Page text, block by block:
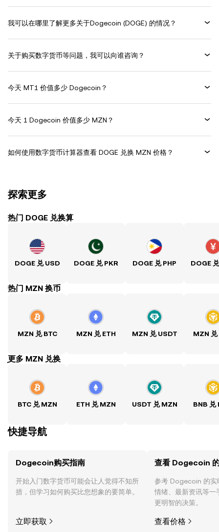
我可以在哪里了解更多关于Dogecoin (DOGE) 的情况？
关于购买数字货币等问题，我可以向谁咨询？
今天 MT1 价值多少 Dogecoin？
今天 1 Dogecoin 价值多少 MZN？
如何使用数字货币计算器查看 DOGE 兑换 MZN 价格？
探索更多
热门 DOGE 兑换算
DOGE 兑 USD DOGE 兑 PKR DOGE 兑 PHP DOGE
热门 MZN 换币
MZN 兑 BTC MZN 兑 ETH MZN 兑 USDT MZN 兑
ִִִִִִִִִִִִִִִִִִִִִִִִִִִִִִִִִִִִִִִִִִִִִִִִ更多 MZN 兑换
BTC 兑 MZN ETH 兑 MZN USDT 兑 MZN BNB 兑
快捷导航
Dogecoin购买指南
开始入门数字货币可能会让人觉得不知所
措，但学习如何购买比您想象的要简单。
立即获取
查看 Dogecoin
参考 Dogecoin 的实
情绪、最新资讯等一
更明智的决策。
查看价格